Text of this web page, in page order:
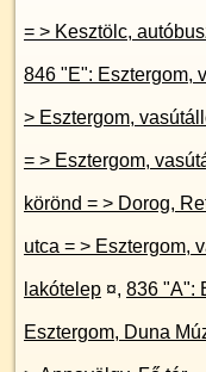
846 "E": Esztergom,
> Esztergom, vasútállomás = > Esztergom, Duna Múzeum
= > Esztergom,
körönd = > Dorog, Református templom = > Dorog, Gorkij
utca = > Esztergom, vasútállomás = > Esztergom, Bánomi
lakótelep ¤, 836 "A":
Esztergom, Duna Múzeum = >